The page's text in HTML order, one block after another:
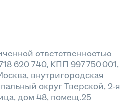
ответственностью
620 740, КПП 997 750 001,
внутригородская
округ Тверской, 2-я
дом 48, помещ.25